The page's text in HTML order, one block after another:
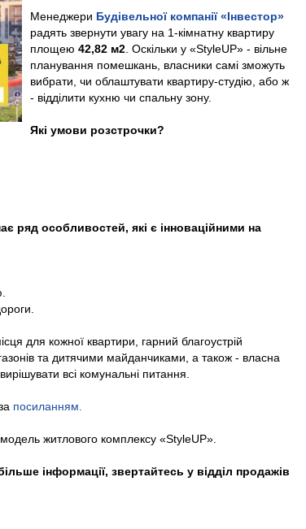
Менеджери Будівельної компанії «Інвестор»
радять звернути увагу на 1-кімнатну квартиру
площею 42,82 м2 . Оскільки у «StyleUP» - вільне
планування помешкань, власники самі зможуть
вибрати, чи облаштувати квартиру-студію, або ж
- відділити кухню чи спальну зону.
Які умови розстрочки?
ряд особливостей, які є інноваційними на
для кожної квартири, гарний благоустрій
та дитячими майданчиками, а також - власна
всі комунальні питання.
посиланням.
житлового комплексу «StyleUP».
інформації, звертайтесь у відділ продажів